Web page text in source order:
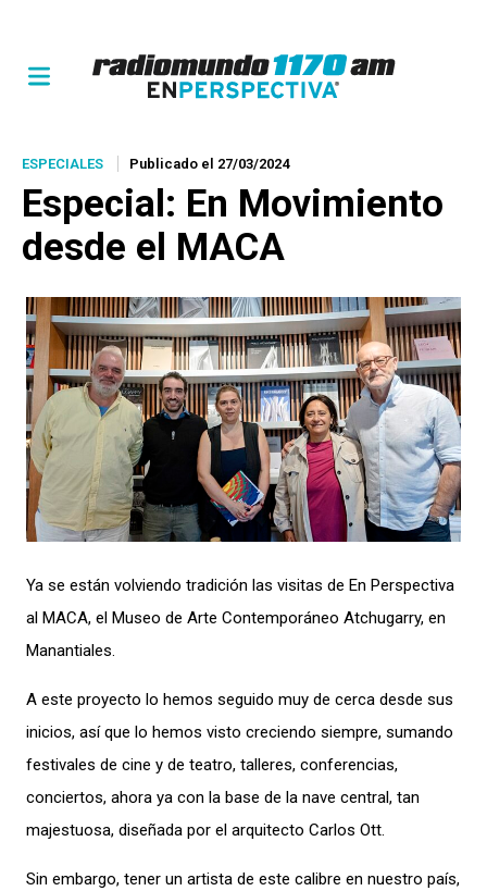
ESPECIALES Publicado el 27/03/2024
Especial: En Movimiento
desde el MACA
Ya se están volviendo tradición las visitas de En Perspectiva
al MACA, el Museo de Arte Contemporáneo Atchugarry, en
Manantiales.
A este proyecto lo hemos seguido muy de cerca desde sus
inicios, así que lo hemos visto creciendo siempre, sumando
festivales de cine y de teatro, talleres, conferencias,
conciertos, ahora ya con la base de la nave central, tan
majestuosa, diseñada por el arquitecto Carlos Ott.
Sin embargo, tener un artista de este calibre en nuestro país,